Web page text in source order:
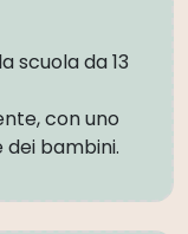
scuola da 13
con uno
bambini.